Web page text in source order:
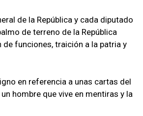
de la República y cada diputado
de terreno de la República
funciones, traición a la patria y
en referencia a unas cartas del
hombre que vive en mentiras y la